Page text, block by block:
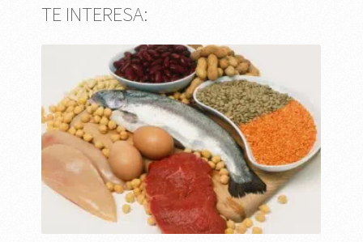
TE INTERESA: